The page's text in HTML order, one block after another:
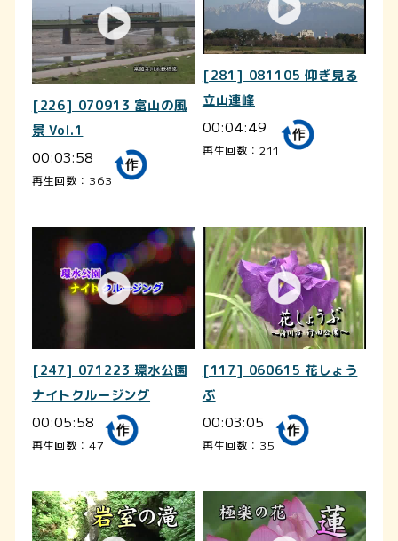
[226] 070913 富山の風
景 Vol.1
00:03:58
再生回数：363
[281] 081105 仰ぎ見る
立山連峰
00:04:49
再生回数：211
[247] 071223 環水公園
ナイトクルージング
00:05:58
再生回数：47
[117] 060615 花しょう
ぶ
00:03:05
再生回数：35